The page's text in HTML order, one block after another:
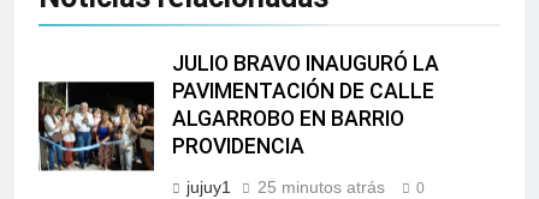
JULIO BRAVO INAUGURÓ LA
PAVIMENTACIÓN DE CALLE
ALGARROBO EN BARRIO
PROVIDENCIA
jujuy1 25 minutos atrás 0